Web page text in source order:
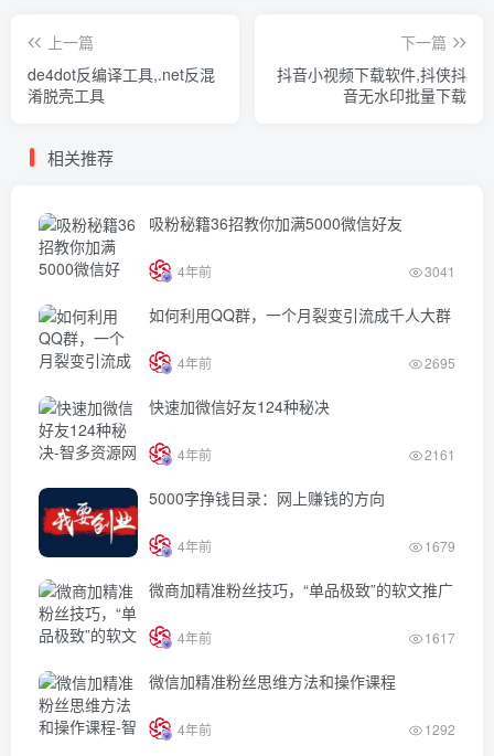
上一篇
de4dot反编译工具,.net反混
淆脱壳工具
下一篇
抖音小视频下载软件,抖侠抖
音无水印批量下载
相关推荐
吸粉秘籍36招教你加满5000微信好友
4年前 3041
如何利用QQ群，一个月裂变引流成千人大群
4年前 2695
快速加微信好友124种秘决
4年前 2161
5000字挣钱目录：网上赚钱的方向
4年前 1679
微商加精准粉丝技巧，“单品极致”的软文推广
4年前 1617
微信加精准粉丝思维方法和操作课程
4年前 1292